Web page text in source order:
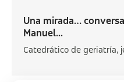
Una mirada…
Manuel...
Catedrático de geriatría,